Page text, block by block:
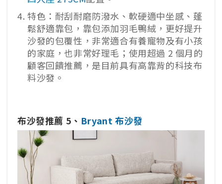
特色：耐刮耐磨防潑水、軟硬適中坐感、蓬
鬆舒適靠包，靠包添加羽毛鴨絨，更好提升
沙發的包覆性，非常適合有養寵物及有小孩
的家庭，也非常好理毛；使用超過 2 個月的
顧客回饋推薦，是目前具有高靠背的科技布
料沙發。
布沙發推薦 5、 Bryant 布沙發